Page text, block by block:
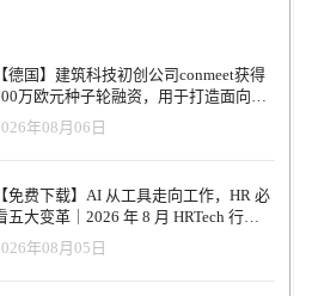
"Fluent 的平台帮助我们利用 LLMs 对
供见解。Fluent 允许我们的非技术用户
的答案，尤其是对于预建数据仪表盘
我们很高兴能探索 Fluent 未来如何帮
技术官Cameron
户已经采用了 Tableau 和 Looker 等商
术团队成员能够自行查询数据，但很
那些非数据专家的团队成员的需求而打
面可以提高工作效率，而分析Excel文
【德国】建筑科技初创公司conmeet获得
万欧元种子轮融资，用于打造面向贸
易和建筑行业的AI操作系统
年08月06日
【免费下载】AI 从工具走向工作，HR 必
五大变革｜2026 年 8 月 HRTech 行业
观察报告
年08月05日